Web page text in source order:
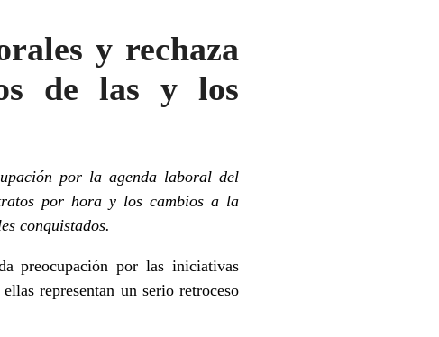
y rechaza
de las y los
por la agenda laboral del
por hora y los cambios a la
conquistados.
preocupación por las iniciativas
representan un serio retroceso